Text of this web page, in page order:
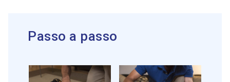
Passo a passo